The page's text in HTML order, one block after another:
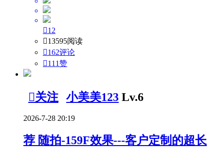
12
13595阅读
162评论
111赞
关注 小美美123 Lv.6
2026-7-28 20:19
荐 随拍-159F效果---客户定制的超长